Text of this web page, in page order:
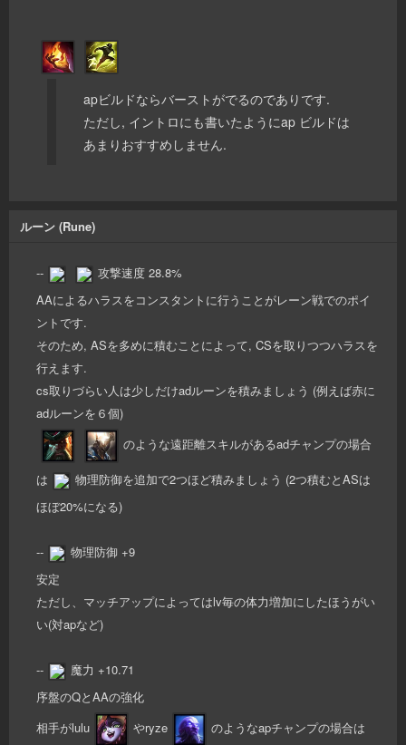
apビルドならバーストがでるのでありです.
ただし, イントロにも書いたようにap ビルドは
あまりおすすめしません.
ルーン (Rune)
--
攻撃速度 28.8%
AAによるハラスをコンスタントに行うことがレーン戦でのポイ
ントです.
そのため, ASを多めに積むことによって, CSを取りつつハラスを
行えます.
cs取りづらい人は少しだけadルーンを積みましょう (例えば赤に
adルーンを６個)
のような遠距離スキルがあるadチャンプの場合
は
物理防御を追加で2つほど積みましょう (2つ積むとASは
ほぼ20%になる)
--
物理防御 +9
安定
ただし、マッチアップによってはlv毎の体力増加にしたほうがい
い(対apなど)
--
魔力 +10.71
序盤のQとAAの強化
相手がlulu
やryze のようなapチャンプの場合は